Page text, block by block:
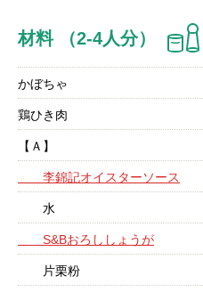
材料 （2-4人分）
かぼちゃ
鶏ひき肉
【Ａ】
李錦記オイスターソース
水
S&Bおろししょうが
片栗粉